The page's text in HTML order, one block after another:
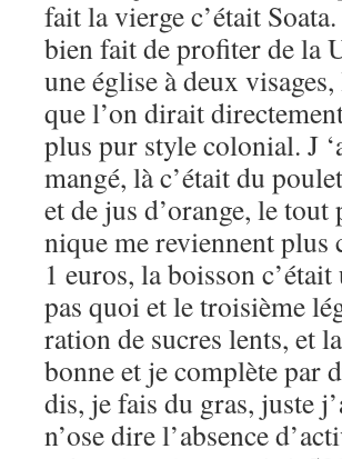
fait la vierge c’était
bien fait de profiter de la
une église à deux
que l’on dirait
plus pur style colonial. J
mangé, là c’était du
et de jus d’orange, le
nique me reviennent
1 euros, la boisson
pas quoi et le troisième
ration de sucres lents, et
bonne et je complète par
dis, je fais du gras, juste
n’ose dire l’absence